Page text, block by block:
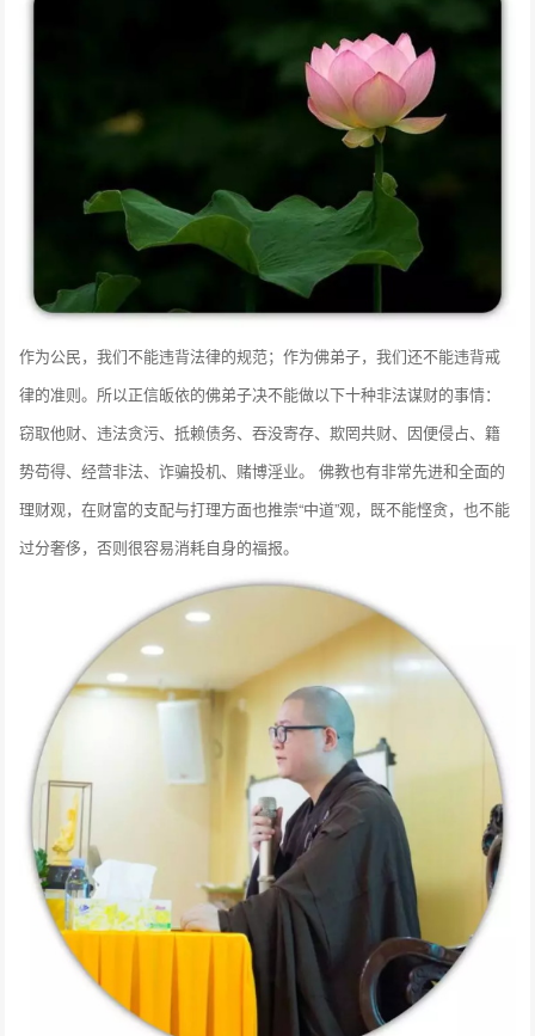
作为公民，我们不能违背法律的规范；作为佛弟子，我们还不能违背戒
律的准则。所以正信皈依的佛弟子决不能做以下十种非法谋财的事情：
窃取他财、违法贪污、抵赖债务、吞没寄存、欺罔共财、因便侵占、籍
势苟得、经营非法、诈骗投机、赌博淫业。 佛教也有非常先进和全面的
理财观，在财富的支配与打理方面也推崇“中道”观，既不能悭贪，也不能
过分奢侈，否则很容易消耗自身的福报。